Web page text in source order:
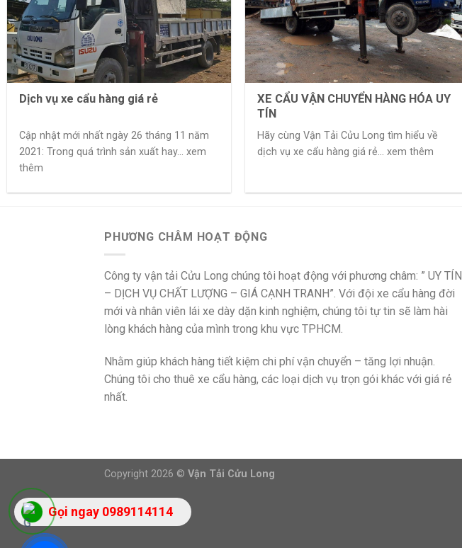
Dịch vụ xe cẩu hàng giá rẻ
Cập nhật mới nhất ngày 26 tháng 11 năm
2021: Trong quá trình sản xuất hay... xem
thêm
XE CẨU VẬN CHUYỂN HÀNG HÓA UY
TÍN
Hãy cùng Vận Tải Cửu Long tìm hiểu về
dịch vụ xe cẩu hàng giá rẻ... xem thêm
PHƯƠNG CHÂM HOẠT ĐỘNG
Công ty vận tải Cửu Long chúng tôi hoạt động với phương châm: ” UY TÍN
– DỊCH VỤ CHẤT LƯỢNG – GIÁ CẠNH TRANH”. Với đội xe cẩu hàng đời
mới và nhân viên lái xe dày dặn kinh nghiệm, chúng tôi tự tin sẽ làm hài
lòng khách hàng của mình trong khu vực TPHCM.
Nhằm giúp khách hàng tiết kiệm chi phí vận chuyển – tăng lợi nhuận.
Chúng tôi cho thuê xe cẩu hàng, các loại dịch vụ trọn gói khác với giá rẻ
nhất.
Copyright 2026 © Vận Tải Cửu Long
Gọi ngay 0989114114